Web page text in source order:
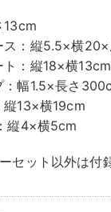
13cm
ス：縦5.5×横
：縦18×横13cm
：幅1.5×長さ
縦13×横19cm
縦4×横5cm
セット以外は付